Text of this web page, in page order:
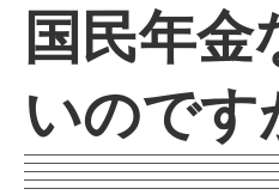
国民年
いのです